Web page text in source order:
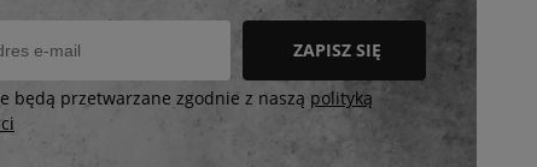
ZAPISZ SIĘ
będą przetwarzane zgodnie z naszą polityką